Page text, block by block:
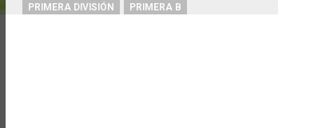
PRIMERA DIVISIÓN
PRIMERA B